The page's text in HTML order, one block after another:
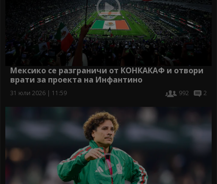
Мексико се разграничи от КОНКАКАФ и отвори
врати за проекта на Инфантино
31 юли 2026 | 11:59 992 2